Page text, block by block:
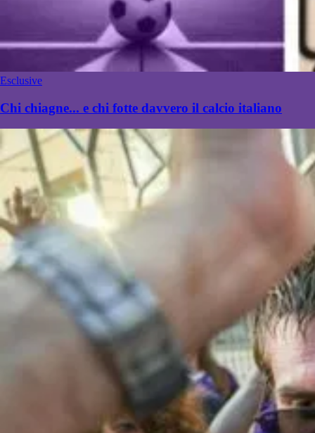
Esclusive
Chi chiagne... e chi fotte davvero il calcio italiano